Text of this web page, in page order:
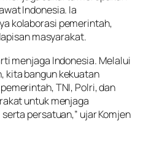
Indonesia. Ia
kolaborasi pemerintah,
masyarakat.
menjaga Indonesia. Melalui
kita bangun kekuatan
TNI, Polri, dan
untuk menjaga
persatuan,” ujar Komjen